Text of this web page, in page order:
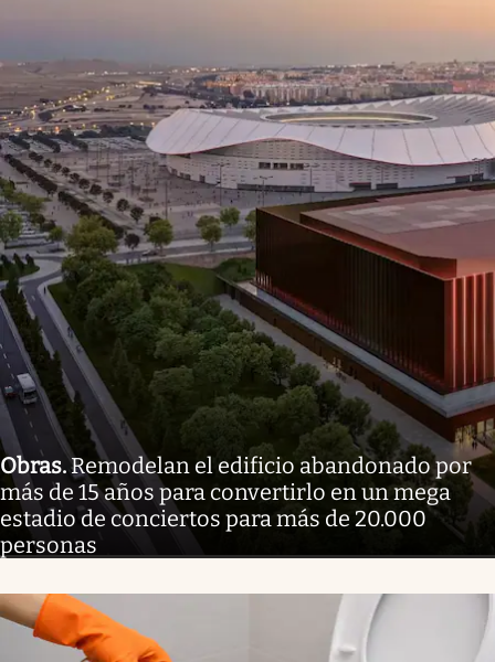
Obras.Remodelan el edificio abandonado por
más de 15 años para convertirlo en un mega
estadio de conciertos para más de 20.000
personas